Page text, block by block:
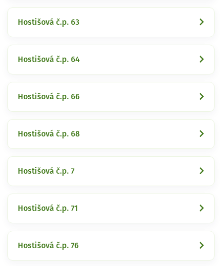
Hostišová č.p. 63
Hostišová č.p. 64
Hostišová č.p. 66
Hostišová č.p. 68
Hostišová č.p. 7
Hostišová č.p. 71
Hostišová č.p. 76